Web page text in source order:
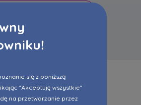
się z poniższą
"Akceptuję wszystkie"
na przetwarzanie przez